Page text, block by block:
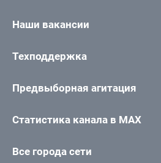
Наши вакансии
Техподдержка
Предвыборная агитация
Статистика канала в MAX
Все города сети